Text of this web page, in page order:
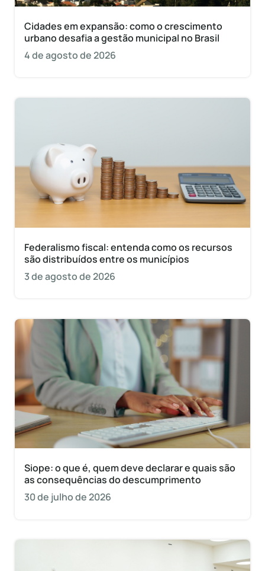
Cidades em expansão: como o crescimento
urbano desafia a gestão municipal no Brasil
4 de agosto de 2026
Federalismo fiscal: entenda como os recursos
são distribuídos entre os municípios
3 de agosto de 2026
Siope: o que é, quem deve declarar e quais são
as consequências do descumprimento
30 de julho de 2026